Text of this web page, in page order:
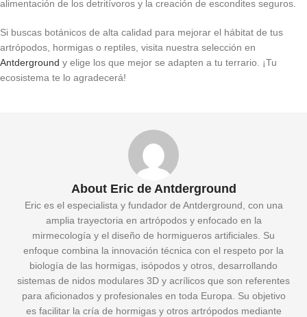
alimentación de los detritívoros y la creación de escondites seguros.
Si buscas botánicos de alta calidad para mejorar el hábitat de tus
artrópodos, hormigas o reptiles, visita nuestra selección en
Antderground y elige los que mejor se adapten a tu terrario. ¡Tu
ecosistema te lo agradecerá!
About Eric de Antderground
Eric es el especialista y fundador de Antderground, con una
amplia trayectoria en artrópodos y enfocado en la
mirmecología y el diseño de hormigueros artificiales. Su
enfoque combina la innovación técnica con el respeto por la
biología de las hormigas, isópodos y otros, desarrollando
sistemas de nidos modulares 3D y acrílicos que son referentes
para aficionados y profesionales en toda Europa. Su objetivo
es facilitar la cría de hormigas y otros artrópodos mediante